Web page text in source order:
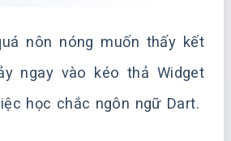
nôn nóng muốn thấy kết
ngay vào kéo thả Widget
học chắc ngôn ngữ Dart.